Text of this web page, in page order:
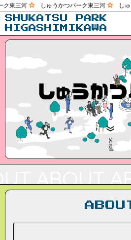
東三河 しゅうかつパーク東三河 しゅ
SHUKATSU PARK
HIGASHIMIKAWA
scroll
ABOUT